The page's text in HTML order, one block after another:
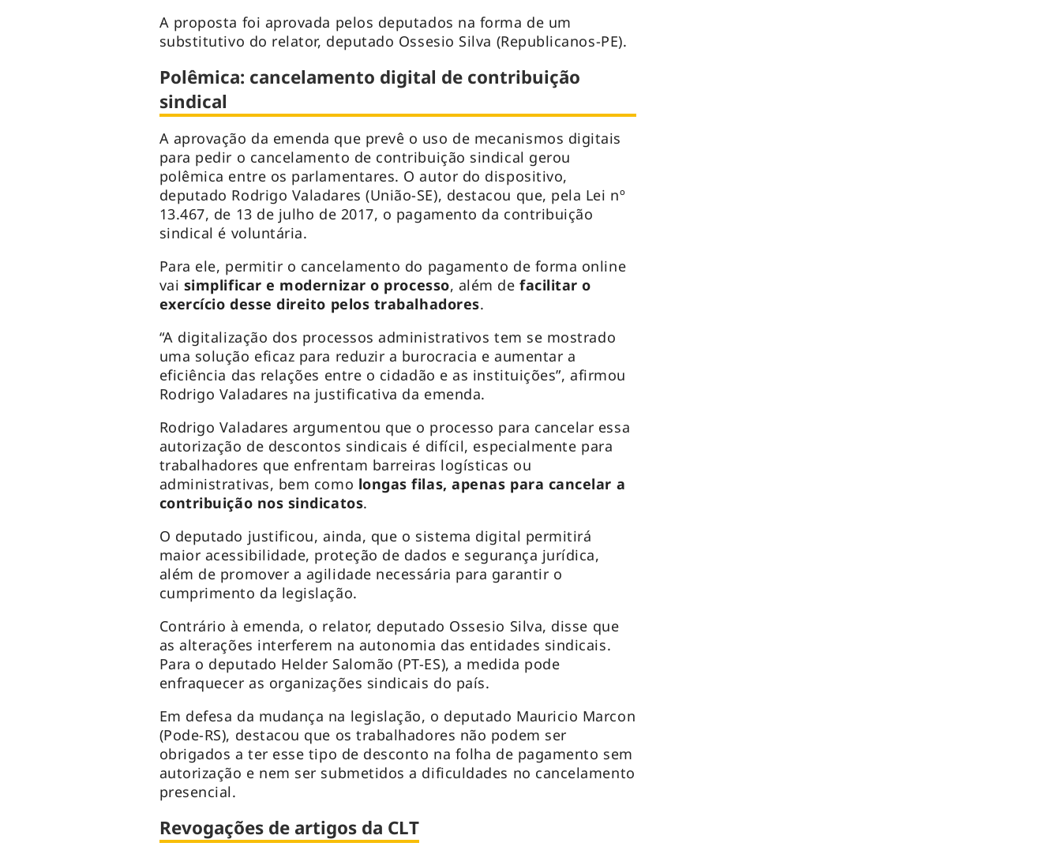
A proposta foi aprovada pelos deputados na forma de um
substitutivo do relator, deputado Ossesio Silva (Republicanos-PE).
Polêmica: cancelamento digital de contribuição
sindical
A aprovação da emenda que prevê o uso de mecanismos digitais
para pedir o cancelamento de contribuição sindical gerou
polêmica entre os parlamentares. O autor do dispositivo,
deputado Rodrigo Valadares (União-SE), destacou que, pela Lei nº
13.467, de 13 de julho de 2017, o pagamento da contribuição
sindical é voluntária.
Para ele, permitir o cancelamento do pagamento de forma online
vai simplificar e modernizar o processo, além de facilitar o
exercício desse direito pelos trabalhadores.
“A digitalização dos processos administrativos tem se mostrado
uma solução eficaz para reduzir a burocracia e aumentar a
eficiência das relações entre o cidadão e as instituições”, afirmou
Rodrigo Valadares na justificativa da emenda.
Rodrigo Valadares argumentou que o processo para cancelar essa
autorização de descontos sindicais é difícil, especialmente para
trabalhadores que enfrentam barreiras logísticas ou
administrativas, bem como longas filas, apenas para cancelar a
contribuição nos sindicatos.
O deputado justificou, ainda, que o sistema digital permitirá
maior acessibilidade, proteção de dados e segurança jurídica,
além de promover a agilidade necessária para garantir o
cumprimento da legislação.
Contrário à emenda, o relator, deputado Ossesio Silva, disse que
as alterações interferem na autonomia das entidades sindicais.
Para o deputado Helder Salomão (PT-ES), a medida pode
enfraquecer as organizações sindicais do país.
Em defesa da mudança na legislação, o deputado Mauricio Marcon
(Pode-RS), destacou que os trabalhadores não podem ser
obrigados a ter esse tipo de desconto na folha de pagamento sem
autorização e nem ser submetidos a dificuldades no cancelamento
presencial.
Revogações de artigos da CLT